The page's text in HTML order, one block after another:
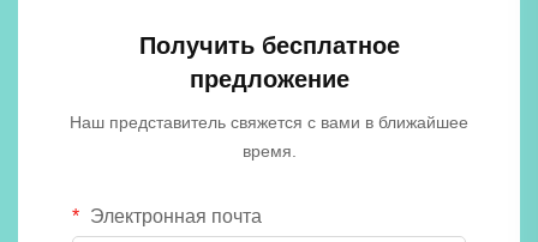
Получить бесплатное
предложение
Наш представитель свяжется с вами в ближайшее
время.
Электронная почта